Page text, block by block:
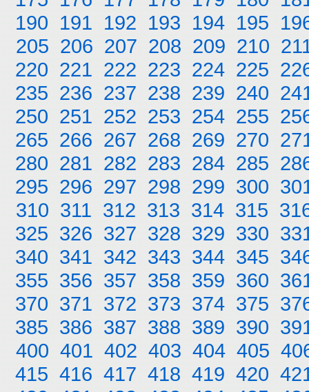
190 191 192 193 194 195
205 206 207 208 209 210
220 221 222 223 224 225
235 236 237 238 239 240
250 251 252 253 254 255
265 266 267 268 269 270
280 281 282 283 284 285
295 296 297 298 299 300
310 311 312 313 314 315
325 326 327 328 329 330
340 341 342 343 344 345
355 356 357 358 359 360
370 371 372 373 374 375
385 386 387 388 389 390
400 401 402 403 404 405
415 416 417 418 419 420